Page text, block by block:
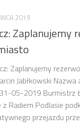
2019
Zaplanujemy
Zaplanujemy
Jabłkowski Nazwa
05-2019 Burmistrz
Radiem Podlasie
przejazdu